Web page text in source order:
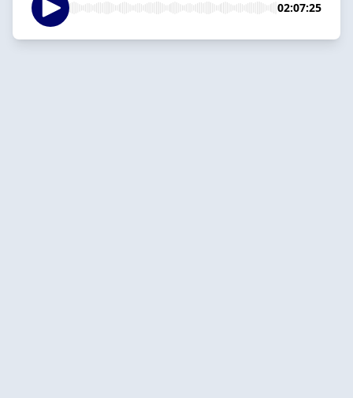
02:07:25